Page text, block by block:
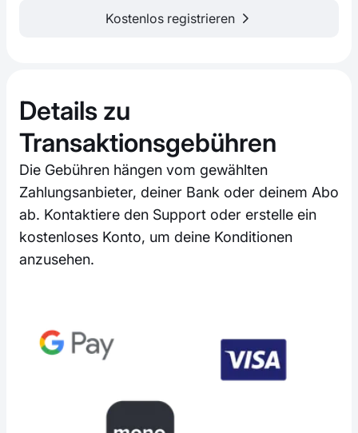
Kostenlos registrieren
Details zu
Transaktionsgebühren
Die Gebühren hängen vom gewählten
Zahlungsanbieter, deiner Bank oder deinem Abo
ab. Kontaktiere den Support oder erstelle ein
kostenloses Konto, um deine Konditionen
anzusehen.